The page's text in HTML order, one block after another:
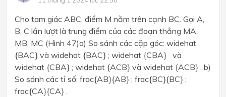
Cho tam giác ABC, điểm M nằm trên cạnh BC. Gọi A,
B, C lần lượt là trung điểm của các đoạn thẳng MA,
MB, MC (Hình 47)a) So sánh các cặp góc: widehat
{BAC} và widehat {BAC} ; widehat {CBA} và
widehat {CBA} ; widehat {ACB} và widehat {ACB} . b)
So sánh các tỉ số: frac{AB}{AB} ; frac{BC}{BC} ;
frac{CA}{CA} .